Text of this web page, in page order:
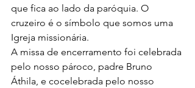
que fica ao lado da paróquia. O
cruzeiro é o símbolo que somos uma
Igreja missionária.
A missa de encerramento foi celebrada
pelo nosso pároco, padre Bruno
Áthila, e cocelebrada pelo nosso